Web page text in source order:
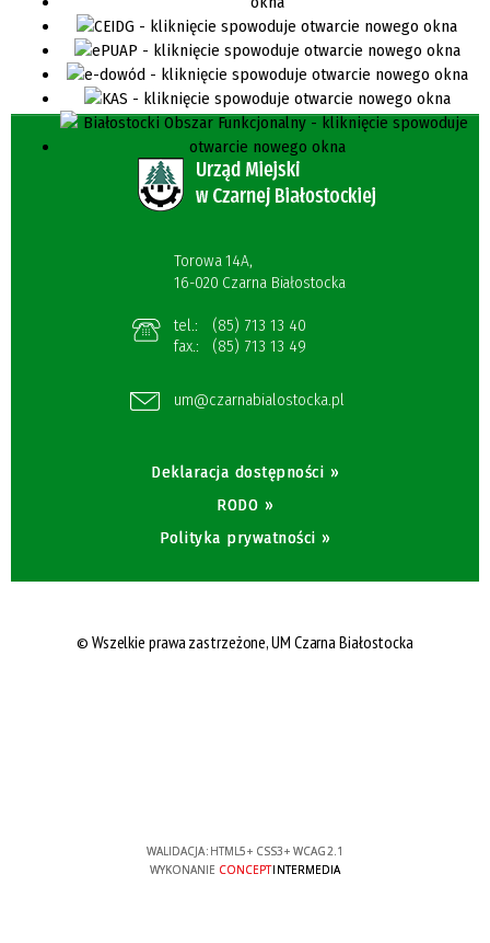
Torowa 14A,
16-020 Czarna Białostocka
tel.:
(85) 713 13 40
fax.:
(85) 713 13 49
um@czarnabialostocka.pl
Deklaracja dostępności »
RODO »
Polityka prywatności »
© Wszelkie prawa zastrzeżone,UM Czarna Białostocka
WALIDACJA: HTML5+ CSS3+ WCAG 2.1
WYKONANIE CONCEPTINTERMEDIA